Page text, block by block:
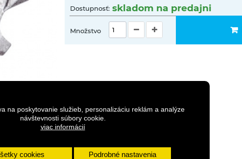
na poskytovanie služieb, personalizáciu reklám a analýze
návštevnosti súbory cookie.
viac informácií
cookies Podrobné nastavenia
Dostupnosť: skladom na predajni
Množstvo